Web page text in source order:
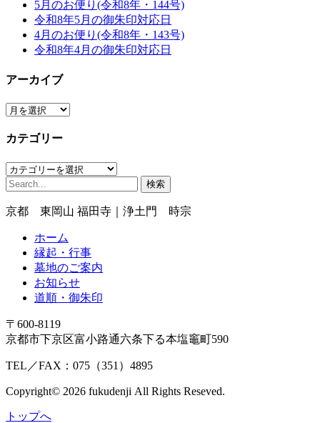
5月のお便り(令和8年・144号)
令和8年5月の御朱印対応日
4月のお便り(令和8年・143号)
令和8年4月の御朱印対応日
アーカイブ
ア
カ
ブ
カテゴリー
カ
テ
リ
検
京都 東岡山 福田寺｜浄土門 時宗
ホーム
縁起・行事
墓地のご案内
お知らせ
道順・御朱印
〒600-8119
京都市下京区富小路通六条下る本塩竈町590
TEL／FAX：075（351）4895
Copyright© 2026 fukudenji All Rights Reseved.
トップへ